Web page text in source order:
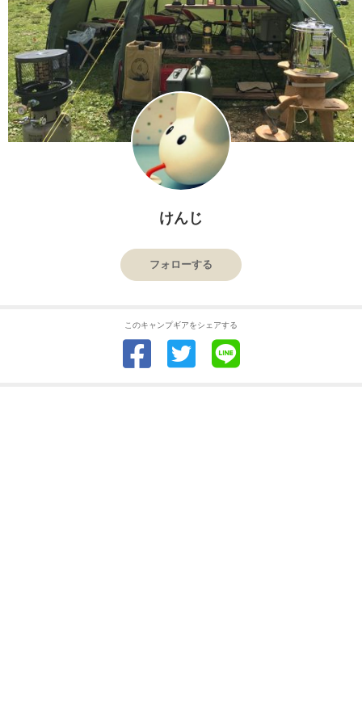
けんじ
フォローする
このキャンプギアをシェアする